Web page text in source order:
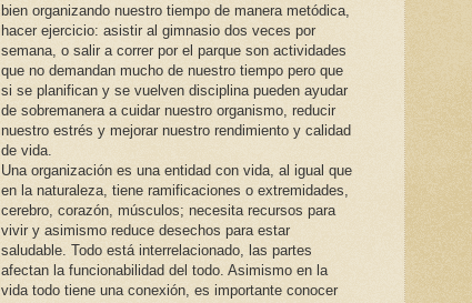
bien organizando nuestro tiempo de manera metódica,
hacer ejercicio: asistir al gimnasio dos veces por
semana, o salir a correr por el parque son actividades
que no demandan mucho de nuestro tiempo pero que
si se planifican y se vuelven disciplina pueden ayudar
de sobremanera a cuidar nuestro organismo, reducir
nuestro estrés y mejorar nuestro rendimiento y calidad
de vida.
Una organización es una entidad con vida, al igual que
en la naturaleza, tiene ramificaciones o extremidades,
cerebro, corazón, músculos; necesita recursos para
vivir y asimismo reduce desechos para estar
saludable. Todo está interrelacionado, las partes
afectan la funcionabilidad del todo. Asimismo en la
vida todo tiene una conexión, es importante conocer